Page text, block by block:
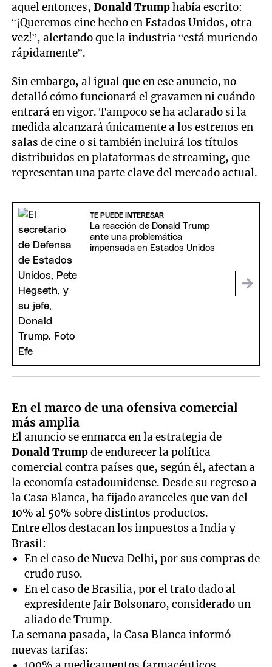
aquel entonces,Donald Trumphabía escrito:
“¡Queremos cine hecho en Estados Unidos, otra
vez!”, alertando que la industria “está muriendo
rápidamente”.
Sin embargo, al igual que en ese anuncio, no
detalló cómo funcionará el gravamen ni cuándo
entrará en vigor. Tampoco se ha aclarado si la
medida alcanzará únicamente a los estrenos en
salas de cine o si también incluirá los títulos
distribuidos en plataformas de streaming, que
representan una parte clave del mercado actual.
TE PUEDE INTERESAR
La reacción de Donald Trump
ante una problemática
impensada en Estados Unidos
En el marco de una ofensiva comercial
más amplia
El anuncio se enmarca en la estrategia de
Donald Trumpde endurecer la política
comercial contra países que, según él, afectan a
la economía estadounidense. Desde su regreso a
la Casa Blanca, ha fijado aranceles que van del
10% al 50% sobre distintos productos.
Entre ellos destacan los impuestos a India y
Brasil:
En el caso de Nueva Delhi, por sus compras de
crudo ruso.
En el caso de Brasilia, por el trato dado al
expresidente Jair Bolsonaro, considerado un
aliado de Trump.
La semana pasada, la Casa Blanca informó
nuevas tarifas: